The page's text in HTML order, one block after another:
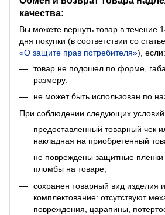
качества:
Вы можете вернуть товар в течение
дня покупки (в соответствии со
«О защите прав потребителя»), если:
товар не подошел по форме,
размеру.
не может быть использован по
При соблюдении следующих
предоставленный товарный чек
накладная на приобретенный
не повреждены защитные пленки
пломбы на товаре;
сохранен товарный вид изделия
комплектование: отсутствуют
повреждения, царапины,